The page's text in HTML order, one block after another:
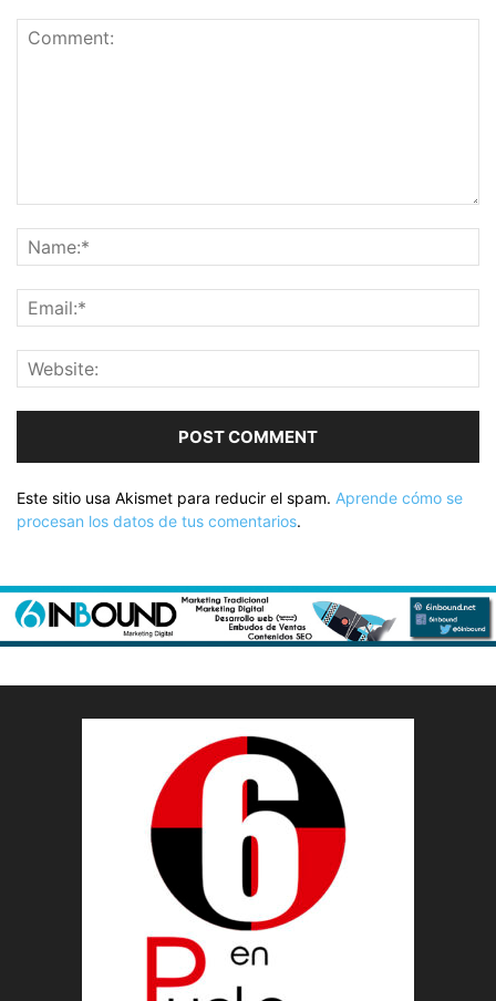
Este sitio usa Akismet para reducir el spam. Aprende cómo se
procesan los datos de tus comentarios.